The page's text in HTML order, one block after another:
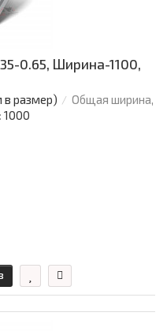
0.65, Ширина-1100,
размер)
Общая ширина,
1000